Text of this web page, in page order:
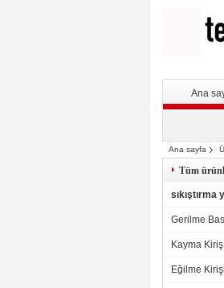
Ana
Ana sayfa
Tüm
sıkıştırma
Gerilme
Kayma
Eğilme